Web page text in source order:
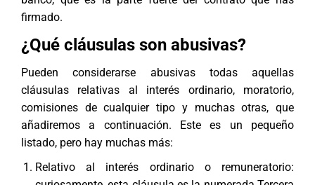
firmado.
¿Qué cláusulas son abusivas?
Pueden considerarse abusivas todas aquellas
cláusulas relativas al interés ordinario, moratorio,
comisiones de cualquier tipo y muchas otras, que
añadiremos a continuación. Este es un pequeño
listado, pero hay muchas más:
Relativo al interés ordinario o remuneratorio: